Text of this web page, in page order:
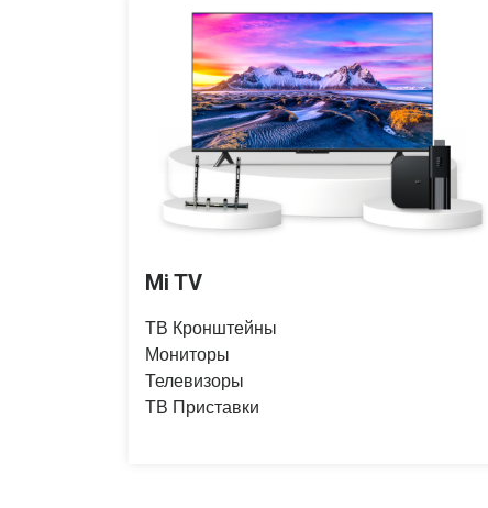
Mi TV
ТВ Кронштейны
Мониторы
Телевизоры
ТВ Приставки